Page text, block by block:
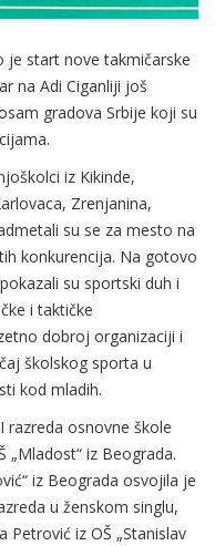
je start nove takmičarske
na Adi Ciganliji još
gradova Srbije koji su
iz Kikinde,
Zrenjanina,
su se za mesto na
konkurencija. Na gotovo
su sportski duh i
i taktičke
dobroj organizaciji i
školskog sporta u
kod mladih.
razreda osnovne škole
„Mladost“ iz Beograda.
iz Beograda osvojila je
u ženskom singlu,
iz OŠ „Stanislav